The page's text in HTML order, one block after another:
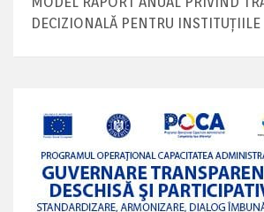
DECIZIONALĂ PENTRU INSTITUȚIILE